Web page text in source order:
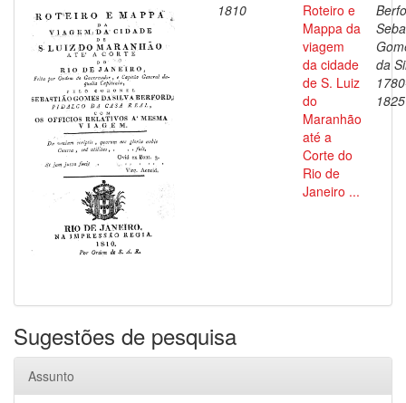
1810
Roteiro e
Mappa da
viagem
da cidade
de S. Luiz
do
Maranhão
até a
Corte do
Rio de
Janeiro ...
da
1825
Sugestões de pesquisa
Assunto